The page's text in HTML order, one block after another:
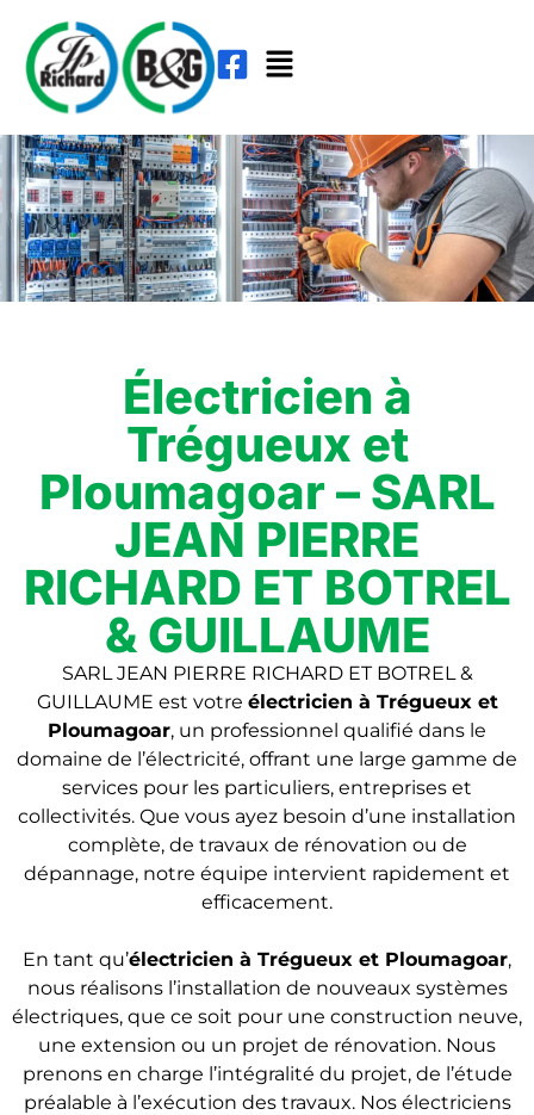
Électricien à
Trégueux et
Ploumagoar – SARL
JEAN PIERRE
RICHARD ET BOTREL
& GUILLAUME
SARL JEAN PIERRE RICHARD ET BOTREL &
GUILLAUME est votre électricien à Trégueux et
Ploumagoar, un professionnel qualifié dans le
domaine de l’électricité, offrant une large gamme de
services pour les particuliers, entreprises et
collectivités. Que vous ayez besoin d’une installation
complète, de travaux de rénovation ou de
dépannage, notre équipe intervient rapidement et
efficacement.
En tant qu’électricien à Trégueux et Ploumagoar,
nous réalisons l’installation de nouveaux systèmes
électriques, que ce soit pour une construction neuve,
une extension ou un projet de rénovation. Nous
prenons en charge l’intégralité du projet, de l’étude
préalable à l’exécution des travaux. Nos électriciens